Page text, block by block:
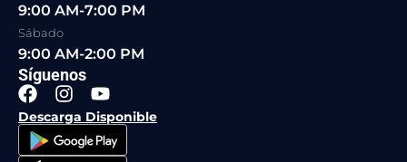
9:00 AM-7:00 PM
Sábado
9:00 AM-2:00 PM
Síguenos
F
a
c
e
I
n
s
t
Y
o
u
t
Descarga Disponible